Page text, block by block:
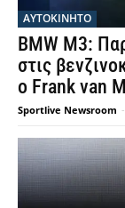
ΑΥΤΟΚΙΝΗΤΟ
BMW M3:
στις
ο Frank van
Sportlive Newsroom -